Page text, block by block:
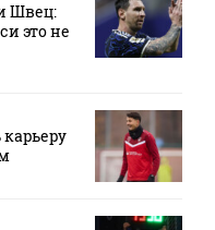
Швец:
это не